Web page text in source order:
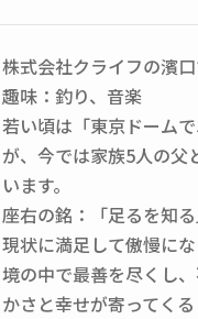
株式会社クライフの濱口
趣味：釣り、音楽
若い頃は「東京ドーム
が、今では家族5人の父
います。
座右の銘：「足るを知る
現状に満足して傲慢に
境の中で最善を尽くし
かさと幸せが寄ってく